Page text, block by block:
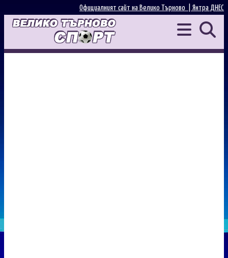
Янтра ДНЕС
Официалният сайт на Велико Търново |